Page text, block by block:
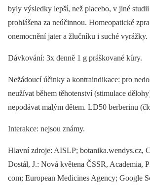
byly výsledky lepší, než placebo, v jiné
prohlášena za neúčinnou. Homeopatické
onemocnění jater a žlučníku i suché vyrážky.
Dávkování: 3x denně 1 g práškované kůry.
Nežádoucí účinky a kontraindikace: pro
neužívat během těhotenství (stimulace
nepodávat malým dětem. LD50 berberinu
Interakce: nejsou známy.
Hlavní zdroje: AISLP; botanika.wendys.cz,
Dostál, J.: Nová květena ČSSR, Academia,
com; European Medicines Agency; Google